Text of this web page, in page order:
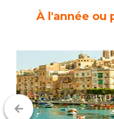
À l'année ou